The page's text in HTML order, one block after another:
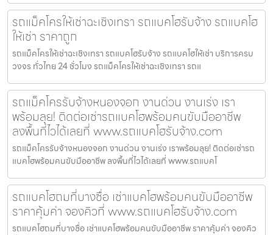
รถแม็คโครให้เช่าฉะเชิงเทรา รถแบคโฮรับจ้าง รถแบคโฮ
ให้เช่า ราคาถูก
รถแม็คโครให้เช่าฉะเชิงเทรา รถแบคโฮรับจ้าง รถแบคโฮให้เช่า บริการครบ
วงจร ทั่วไทย 24 ชั่วโมง รถแม็คโครให้เช่าฉะเชิงเทรา รถแ
รถแม็คโครรับจ้างหนองจอก งานด่วน งานเร่ง เรา
พร้อมลุย! ติดต่อเช่ารถแบคโฮพร้อมคนขับมืออาชีพ
ลงพื้นที่ไวได้เลยที่ www.รถแบคโฮรับจ้าง.com
รถแม็คโครรับจ้างหนองจอก งานด่วน งานเร่ง เราพร้อมลุย! ติดต่อเช่ารถ
แบคโฮพร้อมคนขับมืออาชีพ ลงพื้นที่ไวได้เลยที่ www.รถแบคโ
รถแบคโฮถมที่บางซื่อ เช่าแบคโฮพร้อมคนขับมืออาชีพ
ราคาคุ้มค่า จองคิวที่ www.รถแบคโฮรับจ้าง.com
รถแบคโฮถมที่บางซื่อ เช่าแบคโฮพร้อมคนขับมืออาชีพ ราคาคุ้มค่า จองคิว